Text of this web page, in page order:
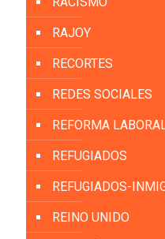
RAJOY
RECORTES
REDES SOCIALES
REFORMA
REFUGIADOS
REFUGIADOS-
REINO UNIDO